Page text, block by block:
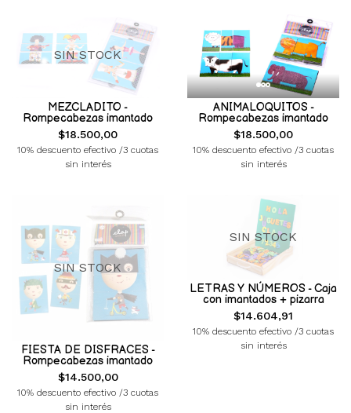
SIN STOCK
MEZCLADITO -
Rompecabezas imantado
$18.500,00
10% descuento efectivo /3 cuotas
sin interés
ANIMALOQUITOS -
Rompecabezas imantado
$18.500,00
10% descuento efectivo /3 cuotas
sin interés
SIN STOCK
FIESTA DE DISFRACES -
Rompecabezas imantado
$14.500,00
10% descuento efectivo /3 cuotas
sin interés
SIN STOCK
LETRAS Y NÚMEROS - Caja
con imantados + pizarra
$14.604,91
10% descuento efectivo /3 cuotas
sin interés